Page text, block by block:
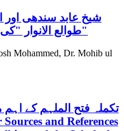
شیخ عابد سندھی اور
"طوالع الانوار
Mohammed, Dr. Mohib ul
تکملہ فتح الملہم کے
and References